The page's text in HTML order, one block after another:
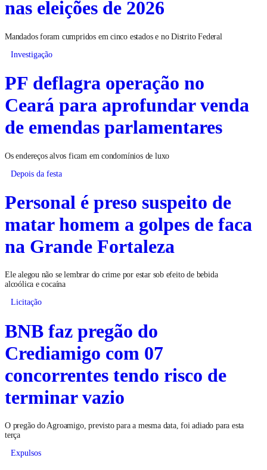
nas eleições de 2026
Mandados foram cumpridos em cinco estados e no Distrito Federal
Investigação
PF deflagra operação no
Ceará para aprofundar venda
de emendas parlamentares
Os endereços alvos ficam em condomínios de luxo
Depois da festa
Personal é preso suspeito de
matar homem a golpes de faca
na Grande Fortaleza
Ele alegou não se lembrar do crime por estar sob efeito de bebida
alcoólica e cocaína
Licitação
BNB faz pregão do
Crediamigo com 07
concorrentes tendo risco de
terminar vazio
O pregão do Agroamigo, previsto para a mesma data, foi adiado para esta
terça
Expulsos